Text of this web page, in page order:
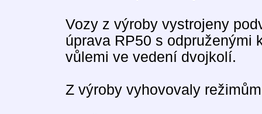
Vozy z výroby vystrojeny
úprava RP50 s odpruženými
vůlemi ve vedení dvojkolí.
Z výroby vyhovovaly